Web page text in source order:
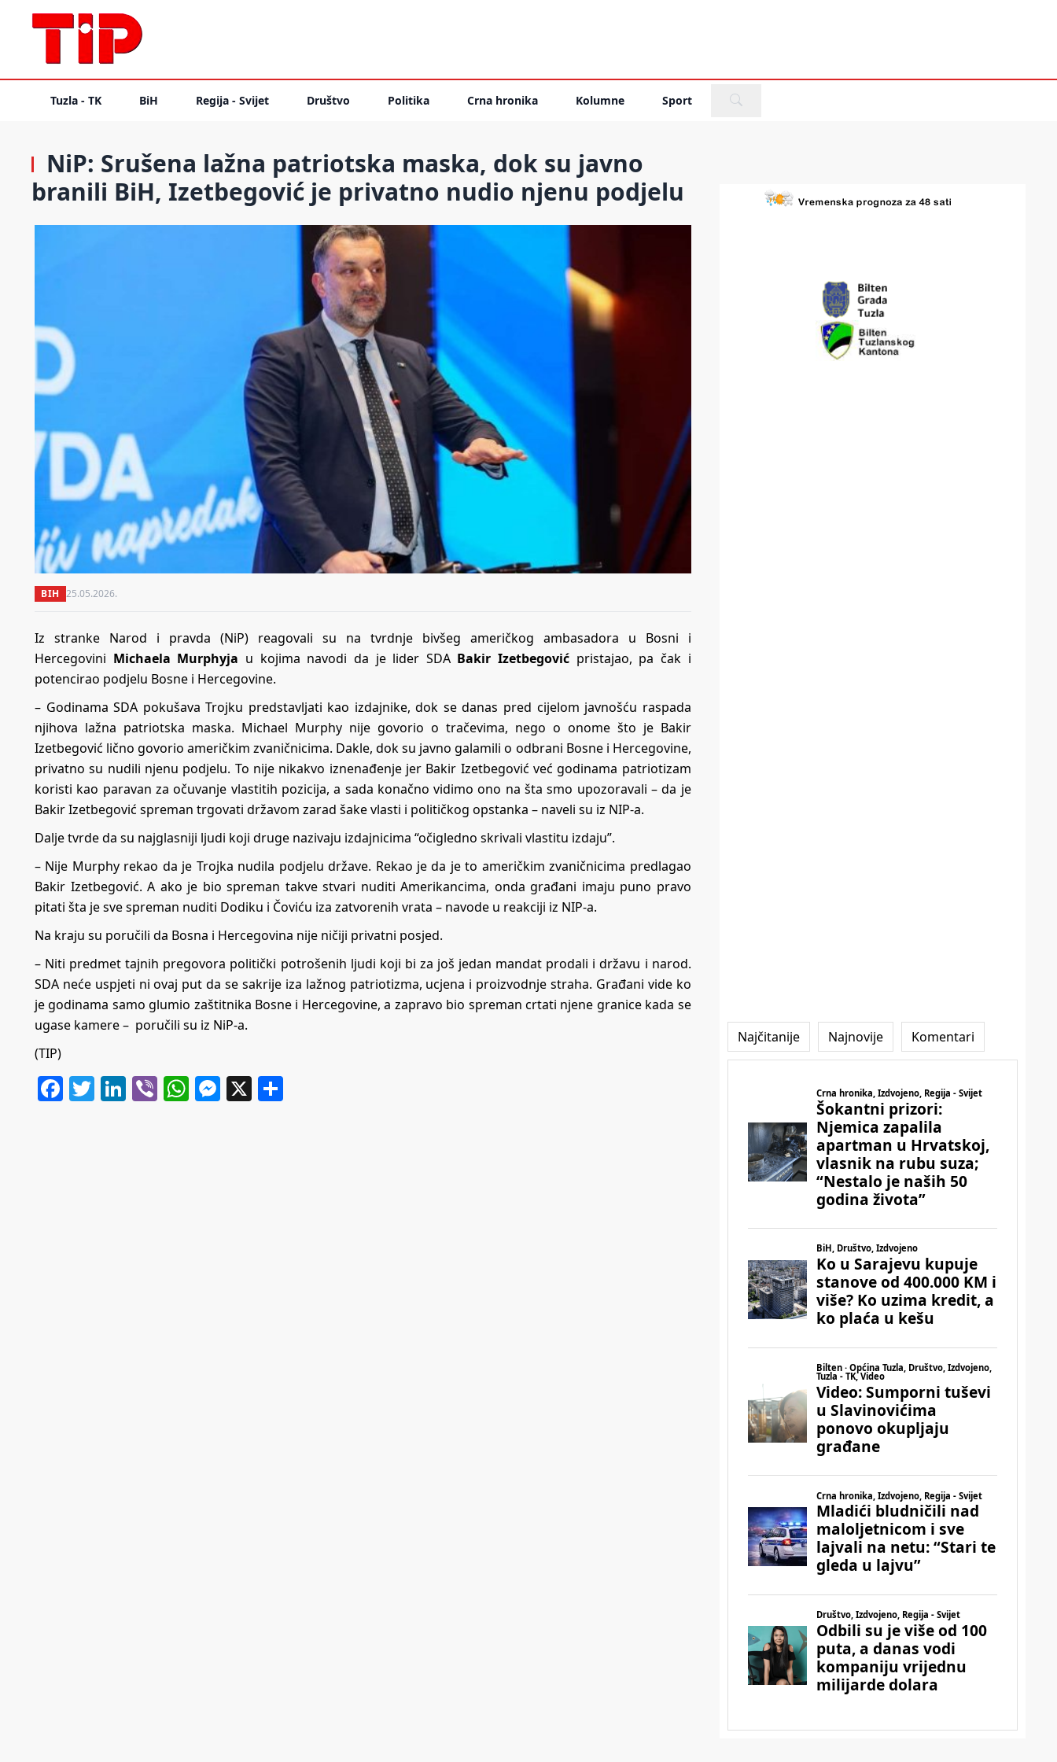
Tuzla - TK BiH Regija - Svijet Društvo Politika Crna hronika Kolumne Sport
NiP: Srušena lažna patriotska maska, dok su javno
branili BiH, Izetbegović je privatno nudio njenu podjelu
BIH 25.05.2026.
Iz stranke Narod i pravda (NiP) reagovali su na tvrdnje bivšeg američkog ambasadora u Bosni i
Hercegovini Michaela Murphyja u kojima navodi da je lider SDA Bakir Izetbegović pristajao, pa čak i
potencirao podjelu Bosne i Hercegovine.
– Godinama SDA pokušava Trojku predstavljati kao izdajnike, dok se danas pred cijelom javnošću raspada
njihova lažna patriotska maska. Michael Murphy nije govorio o tračevima, nego o onome što je Bakir
Izetbegović lično govorio američkim zvaničnicima. Dakle, dok su javno galamili o odbrani Bosne i Hercegovine,
privatno su nudili njenu podjelu. To nije nikakvo iznenađenje jer Bakir Izetbegović već godinama patriotizam
koristi kao paravan za očuvanje vlastitih pozicija, a sada konačno vidimo ono na šta smo upozoravali – da je
Bakir Izetbegović spreman trgovati državom zarad šake vlasti i političkog opstanka – naveli su iz NIP-a.
Dalje tvrde da su najglasniji ljudi koji druge nazivaju izdajnicima “očigledno skrivali vlastitu izdaju”.
– Nije Murphy rekao da je Trojka nudila podjelu države. Rekao je da je to američkim zvaničnicima predlagao
Bakir Izetbegović. A ako je bio spreman takve stvari nuditi Amerikancima, onda građani imaju puno pravo
pitati šta je sve spreman nuditi Dodiku i Čoviću iza zatvorenih vrata – navode u reakciji iz NIP-a.
Na kraju su poručili da Bosna i Hercegovina nije ničiji privatni posjed.
– Niti predmet tajnih pregovora politički potrošenih ljudi koji bi za još jedan mandat prodali i državu i narod.
SDA neće uspjeti ni ovaj put da se sakrije iza lažnog patriotizma, ucjena i proizvodnje straha. Građani vide ko
je godinama samo glumio zaštitnika Bosne i Hercegovine, a zapravo bio spreman crtati njene granice kada se
ugase kamere – poručili su iz NiP-a.
(TIP)
Facebook
Twitter
LinkedIn
ViberWhatsApp
Messenger
X
Najčitanije Najnovije Komentari